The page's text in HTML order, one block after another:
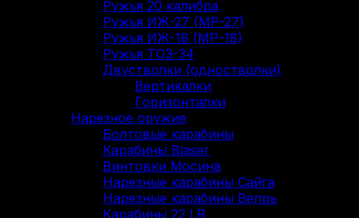
Ружья 20 калибра
Ружья ИЖ-27 (МР-27)
Ружья ИЖ-18 (МР-18)
Ружья ТОЗ-34
Двустволки (одностволки)
Вертикалки
Горизонталки
Нарезное оружие
Болтовые карабины
Карабины Blaser
Винтовки Мосина
Нарезные карабины Сайга
Нарезные карабины Вепрь
Карабины 22 LR